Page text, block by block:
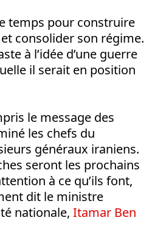
temps pour construire
consolider son régime.
à l’idée d’une guerre
il serait en position
le message des
les chefs du
généraux iraniens.
seront les prochains
à ce qu’ils font,
dit le ministre
nationale, Itamar Ben